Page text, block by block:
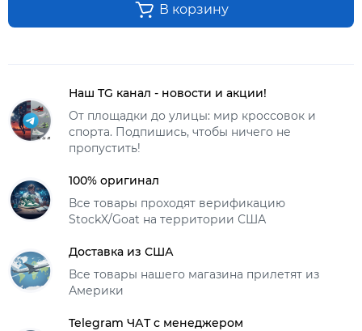
В корзину
Наш TG канал - новости и акции!
От площадки до улицы: мир кроссовок и
спорта. Подпишись, чтобы ничего не
пропустить!
100% оригинал
Все товары проходят верификацию
StockX/Goat на территории США
Доставка из США
Все товары нашего магазина прилетят из
Америки
Telegram ЧАТ с менеджером